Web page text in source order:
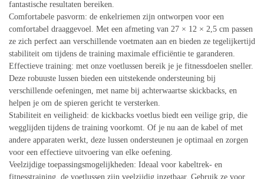
fantastische resultaten bereiken.
Comfortabele pasvorm: de enkelriemen zijn ontworpen voor een
comfortabel draaggevoel. Met een afmeting van 27 × 12 × 2,5 cm passen
ze zich perfect aan verschillende voetmaten aan en bieden ze tegelijkertijd
stabiliteit om tijdens de training maximale efficiëntie te garanderen.
Effectieve training: met onze voetlussen bereik je je fitnessdoelen sneller.
Deze robuuste lussen bieden een uitstekende ondersteuning bij
verschillende oefeningen, met name bij achterwaartse skickbacks, en
helpen je om de spieren gericht te versterken.
Stabiliteit en veiligheid: de kickbacks voetlus biedt een veilige grip, die
wegglijden tijdens de training voorkomt. Of je nu aan de kabel of met
andere apparaten werkt, deze lussen ondersteunen je optimaal en zorgen
voor een effectieve uitvoering van elke oefening.
Veelzijdige toepassingsmogelijkheden: Ideaal voor kabeltrek- en
fitnesstraining, de voetlussen zijn veelzijdig inzetbaar. Gebruik ze voor